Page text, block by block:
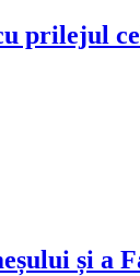
prilejul
și a